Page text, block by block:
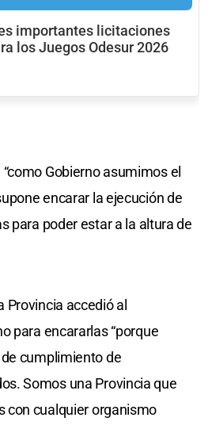
importantes licitaciones
los Juegos Odesur 2026
Gobierno asumimos el
encarar la ejecución de
para poder estar a la altura de
accedió al
para encararlas “porque
cumplimiento de
Somos una Provincia que
con cualquier organismo